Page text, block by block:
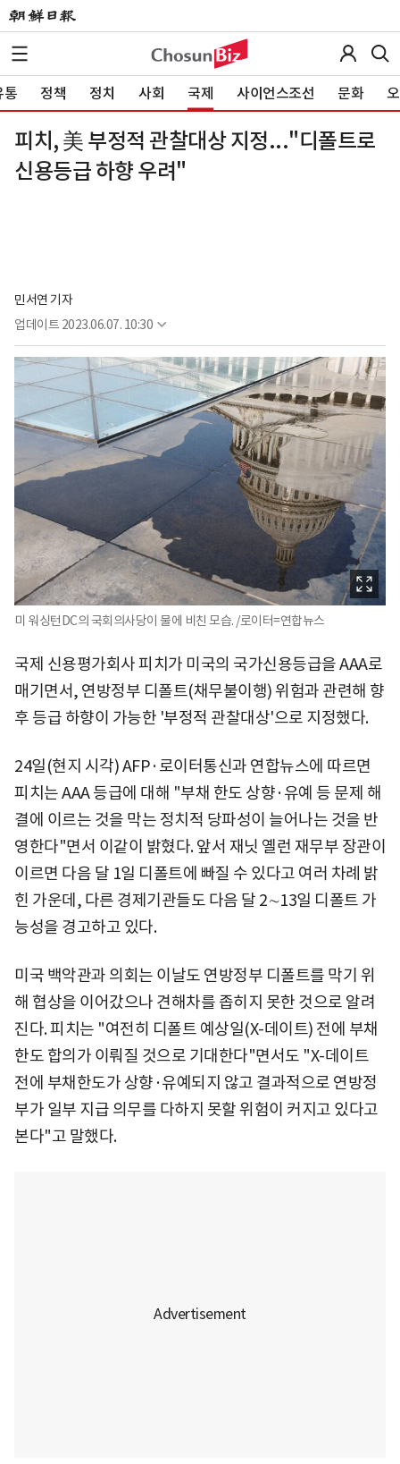
통 정책 정치 사회 국제 사이언스조선 문화
피치, 美 부정적 관찰대상 지정..."디폴트로
신용등급 하향 우려"
민서연 기자
업데이트 2023.06.07. 10:30
미 워싱턴DC의 국회의사당이 물에 비친 모습. /로이터=연합뉴스
국제 신용평가회사 피치가 미국의 국가신용등급을 AAA로
매기면서, 연방정부 디폴트(채무불이행) 위험과 관련해 향
후 등급 하향이 가능한 '부정적 관찰대상'으로 지정했다.
24일(현지 시각) AFP·로이터통신과 연합뉴스에 따르면
피치는 AAA 등급에 대해 "부채 한도 상향·유예 등 문제 해
결에 이르는 것을 막는 정치적 당파성이 늘어나는 것을 반
영한다"면서 이같이 밝혔다. 앞서 재닛 옐런 재무부 장관이
이르면 다음 달 1일 디폴트에 빠질 수 있다고 여러 차례 밝
힌 가운데, 다른 경제기관들도 다음 달 2∼13일 디폴트 가
능성을 경고하고 있다.
미국 백악관과 의회는 이날도 연방정부 디폴트를 막기 위
해 협상을 이어갔으나 견해차를 좁히지 못한 것으로 알려
진다. 피치는 "여전히 디폴트 예상일(X-데이트) 전에 부채
한도 합의가 이뤄질 것으로 기대한다"면서도 "X-데이트
전에 부채한도가 상향·유예되지 않고 결과적으로 연방정
부가 일부 지급 의무를 다하지 못할 위험이 커지고 있다고
본다"고 말했다.